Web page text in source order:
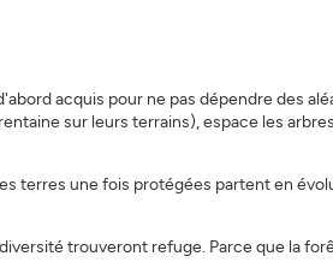
acquis pour ne pas dépendre des
sur leurs terrains), espace les
terres une fois protégées partent en
trouveront refuge. Parce que la